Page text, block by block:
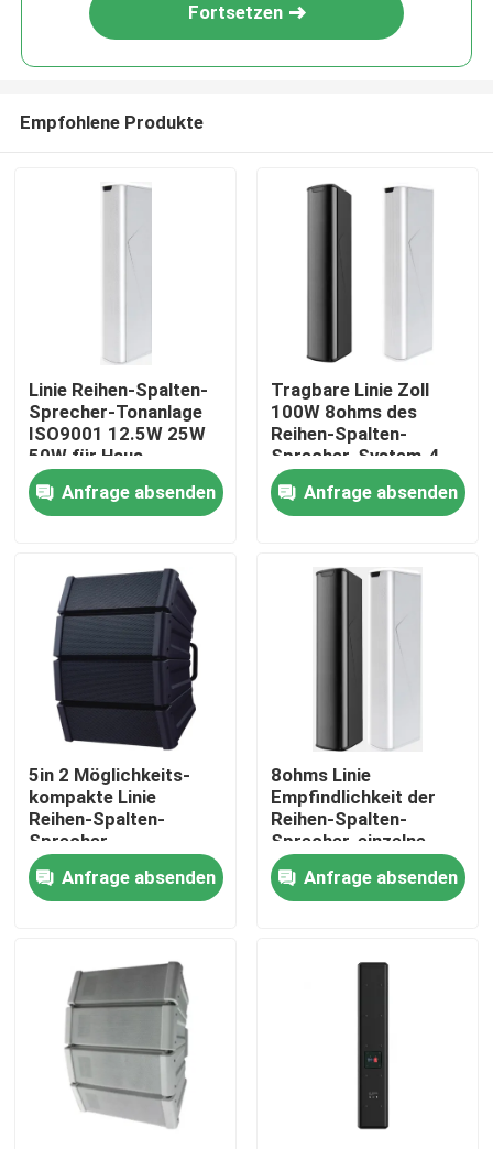
Haus
Produkte
Videos
Über uns
Fabrik-Ausflug
Qualitätskontrolle
Nachrichten
Fälle
Fortsetzen
Empfohlene Produkte
Linie Reihen-Spalten-
Sprecher-Tonanlage
ISO9001 12.5W 25W
50W für Haus
Anfrage absenden
Tragbare Linie Zoll
100W 8ohms des
Reihen-Spalten-
Sprecher-System-4
Anfrage absenden
5in 2 Möglichkeits-
kompakte Linie
Reihen-Spalten-
Sprecher-
Beschallungsanlage
4kHz abgrifffest
Anfrage absenden
8ohms Linie
Empfindlichkeit der
Reihen-Spalten-
Sprecher-einzelne
Sprecher-
Beschallungsanlage-
98dB
Anfrage absenden